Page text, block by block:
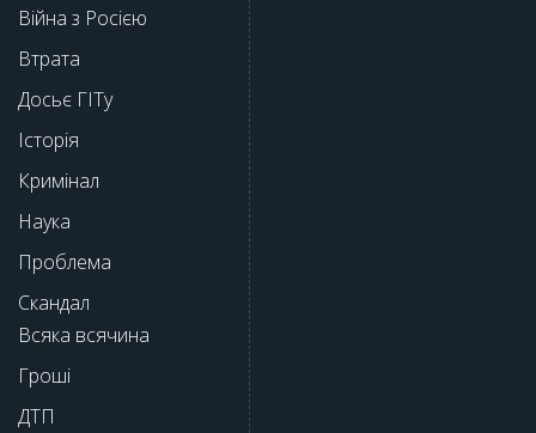
Війна з Росією
Втрата
Досьє ГІТу
Історія
Кримінал
Наука
Проблема
Скандал
Всяка всячина
Гроші
ДТП